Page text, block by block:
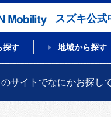
スズキ公式
探す 地域から探す
のサイトでなにかお探し